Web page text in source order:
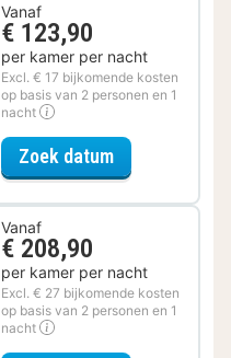
Vanaf
€ 123,90
per kamer per nacht
Excl. € 17 bijkomende kosten
op basis van 2 personen en 1
nacht
Zoek datumvoor Parkeer
Vanaf
€ 208,90
per kamer per nacht
Excl. € 27 bijkomende kosten
op basis van 2 personen en 1
nacht